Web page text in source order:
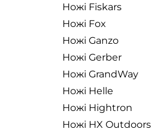
Ножі Fiskars
Ножі Fox
Ножі Ganzo
Ножі Gerber
Ножі GrandWay
Ножі Helle
Ножі Hightron
Ножі HX Outdoors